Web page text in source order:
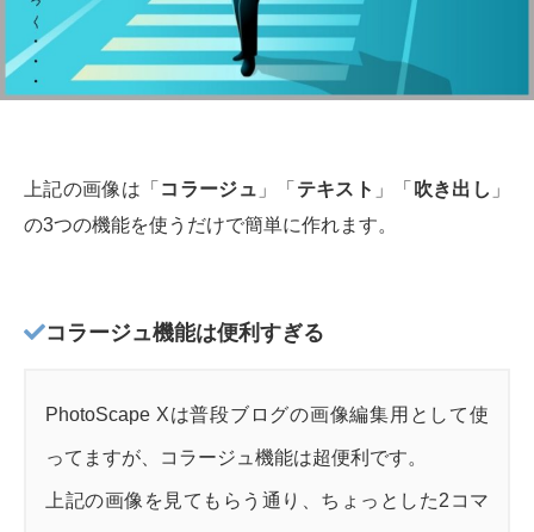
上記の画像は「 コラージュ 」「 テキスト 」「 吹き出し 」
の3つの機能を使うだけで簡単に作れます。
コラージュ機能は便利すぎる
PhotoScape Xは普段ブログの画像編集用として使
ってますが、コラージュ機能は超便利です。
上記の画像を見てもらう通り、ちょっとした2コマ